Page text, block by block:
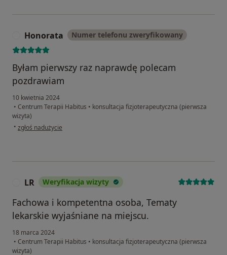
Honorata Numer telefonu zweryfikowany
Byłam pierwszy raz naprawdę polecam
pozdrawiam
10 kwietnia 2024
• Centrum Terapii Habitus • konsultacja fizjoterapeutyczna (pierwsza
wizyta)
• w opinii użytkownika Honorata
zgłoś nadużycie
LR Weryfikacja wizyty
Fachowa i kompetentna osoba, Tematy
lekarskie wyjaśniane na miejscu.
18 marca 2024
• Centrum Terapii Habitus • konsultacja fizjoterapeutyczna (pierwsza
wizyta)